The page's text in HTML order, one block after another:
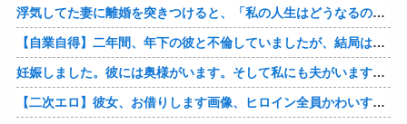
浮気してた妻に離婚を突きつけると、「私の人生はどうなるのよぉ！」とｗ これが妻の最後のセリフだったとさｗｗ
【自業自得】二年間、年下の彼と不倫していましたが、結局は騙されていて彼はお金だけが目的でした。結局主人にもバレて家を追い出されました。彼に復讐したいです。
妊娠しました。彼には奥様がいます。そして私にも夫がいます。彼と一緒になりたかった… 今は何も無かった顔をして生きています。せっかく授かった初めての子供を杀殳しておきながら
【二次エロ】彼女、お借りします画像、ヒロイン全員かわいすぎる件ｗ